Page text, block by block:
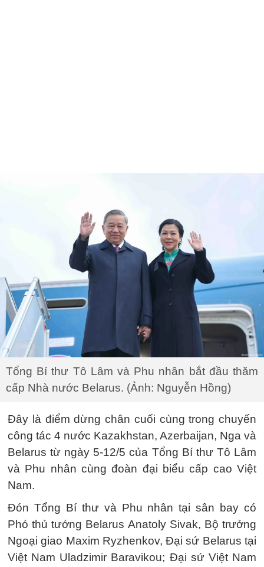
Tổng Bí thư Tô Lâm và Phu nhân bắt đầu thăm
cấp Nhà nước Belarus. (Ảnh: Nguyễn Hồng)
Đây là điểm dừng chân cuối cùng trong chuyến
công tác 4 nước Kazakhstan, Azerbaijan, Nga và
Belarus từ ngày 5-12/5 của Tổng Bí thư Tô Lâm
và Phu nhân cùng đoàn đại biểu cấp cao Việt
Nam.
Đón Tổng Bí thư và Phu nhân tại sân bay có
Phó thủ tướng Belarus Anatoly Sivak, Bộ trưởng
Ngoại giao Maxim Ryzhenkov, Đại sứ Belarus tại
Việt Nam Uladzimir Baravikou; Đại sứ Việt Nam